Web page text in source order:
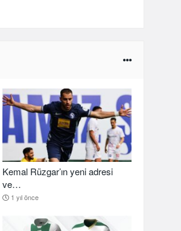
Kemal Rüzgar’ın yeni adresi
ve…
1 yıl önce